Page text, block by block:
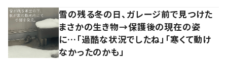
雪の残る冬の日、ガレージ前で見つけた
まさかの生き物→保護後の現在の姿
に…「過酷な状況でしたね」「寒くて動け
なかったのかも」